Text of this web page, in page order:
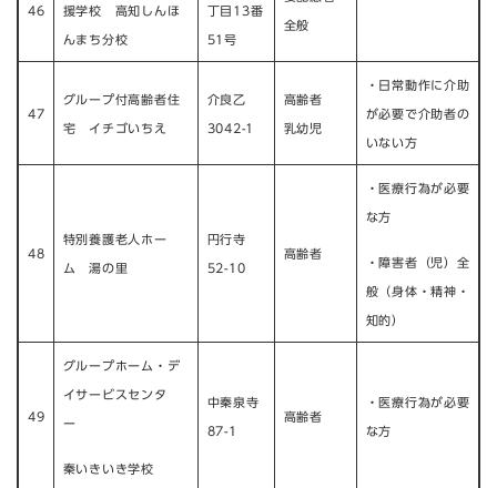
46 援学校 高知しんほ
んまち分校
丁目13番
51号
全般
47
グループ付高齢者住
宅 イチゴいちえ
介良乙
3042-1
高齢者
乳幼児
・日常動作に介助
が必要で介助者の
いない方
48
特別養護老人ホー
ム 湯の里​
円行寺
52-10
高齢者
・医療行為が必要
な方​
・障害者（児）全
般（身体・精神・
知的）
49
グループホーム・デ
イサービスセンタ
ー
秦いきいき学校
中秦泉寺
87-1
高齢者
・医療行為が必要
な方